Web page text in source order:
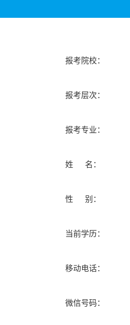
报考院校：
报考层次：
报考专业：
姓 名：
性 别：
当前学历：
移动电话：
微信号码：